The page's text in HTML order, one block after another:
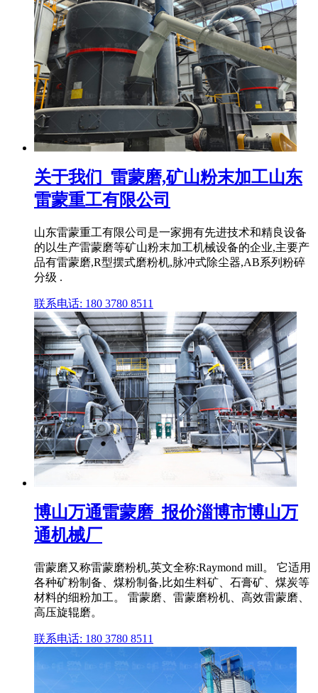
关于我们_雷蒙磨,矿山粉末加工山东
雷蒙重工有限公司
山东雷蒙重工有限公司是一家拥有先进技术和精良设备
的以生产雷蒙磨等矿山粉末加工机械设备的企业,主要产
品有雷蒙磨,R型摆式磨粉机,脉冲式除尘器,AB系列粉碎
分级 .
联系电话: 180 3780 8511
博山万通雷蒙磨_报价淄博市博山万
通机械厂
雷蒙磨又称雷蒙磨粉机,英文全称:Raymond mill。 它适用
各种矿粉制备、煤粉制备,比如生料矿、石膏矿、煤炭等
材料的细粉加工。 雷蒙磨、雷蒙磨粉机、高效雷蒙磨、
高压旋辊磨。
联系电话: 180 3780 8511